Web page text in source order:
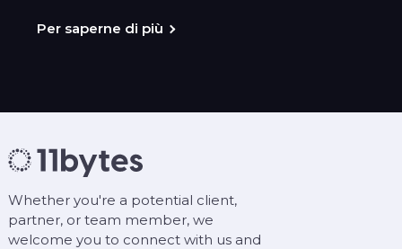
Per saperne di più
Whether you're a potential client,
partner, or team member, we
welcome you to connect with us and